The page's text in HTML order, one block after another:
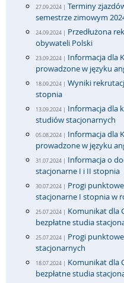
27.09.2024 | Terminy
semestrze zimowym
24.09.2024 | Przedłużona
obywateli Polski
23.09.2024 | Informacja dla
prowadzone w języku
18.09.2024 | Wyniki
stopnia
13.09.2024 | Informacja dla
studiów stacjonarnych
05.08.2024 | Informacja dla
prowadzone w języku
31.07.2024 | Informacja o
stacjonarne I i II stopnia
30.07.2024 | Progi
stacjonarne I stopnia w
25.07.2024 | Komunikat dla
bezpłatne studia
25.07.2024 | Progi
stacjonarnych
18.07.2024 | Komunikat dla
bezpłatne studia